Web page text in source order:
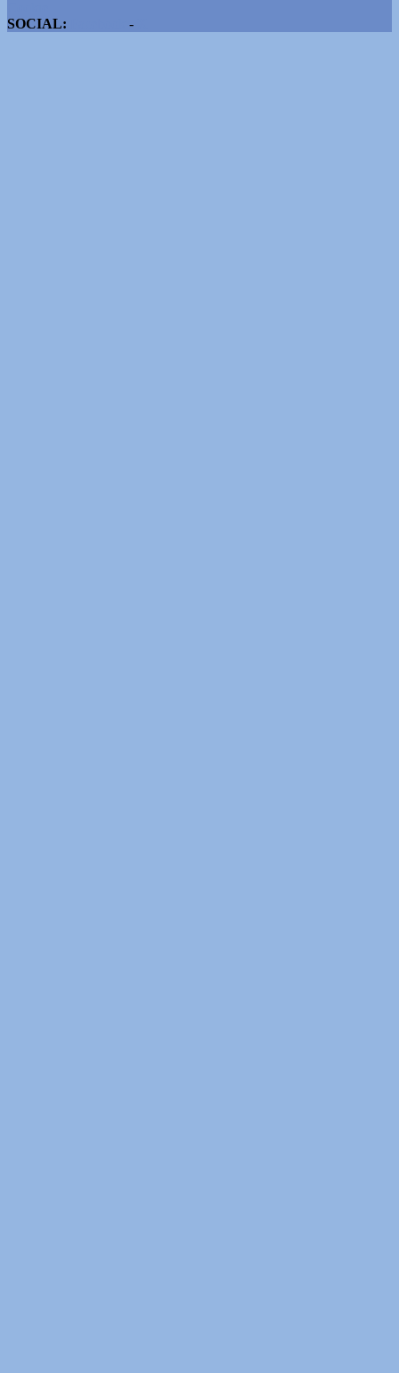
SOCIAL:
-